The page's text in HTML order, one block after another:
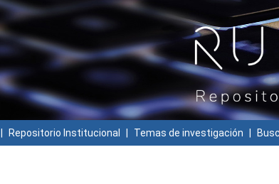
Repositorio Institucional Temas de investigación